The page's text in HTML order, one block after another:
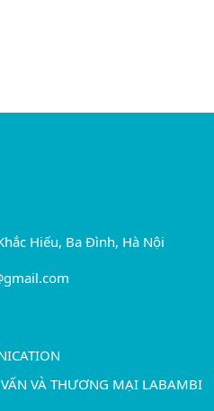
Hiếu, Ba Đình, Hà Nội
VẤN VÀ THƯƠNG MẠI LABAMBI